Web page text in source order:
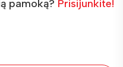
pamoką? Prisijunkite!